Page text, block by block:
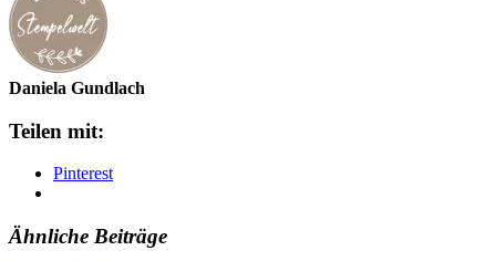
Daniela Gundlach
Teilen mit:
Pinterest
Ähnliche Beiträge